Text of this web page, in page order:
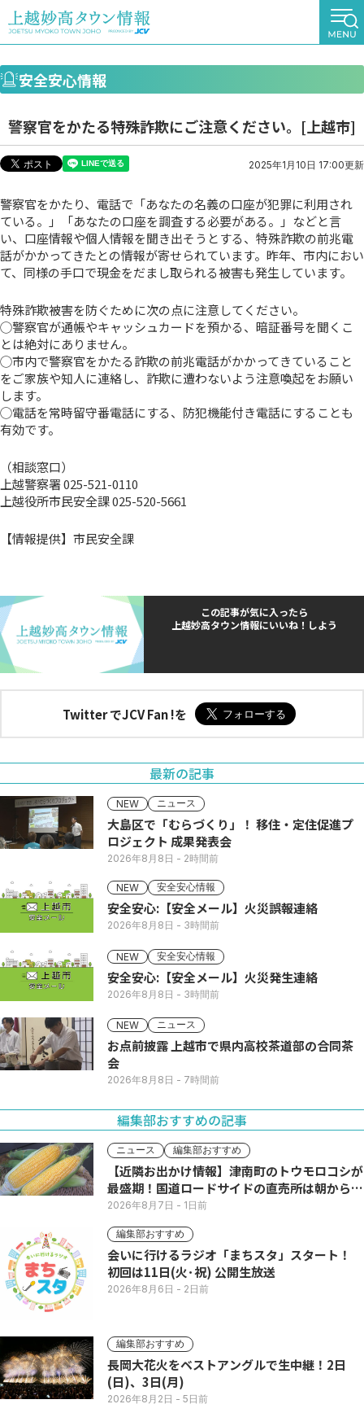
安全安心情報
警察官をかたる特殊詐欺にご注意ください。[上越市]
2025年1月10日 17:00更新
警察官をかたり、電話で「あなたの名義の口座が犯罪に利用され
ている。」「あなたの口座を調査する必要がある。」などと言
い、口座情報や個人情報を聞き出そうとする、特殊詐欺の前兆電
話がかかってきたとの情報が寄せられています。昨年、市内におい
て、同様の手口で現金をだまし取られる被害も発生しています。
特殊詐欺被害を防ぐために次の点に注意してください。
◯警察官が通帳やキャッシュカードを預かる、暗証番号を聞くこ
とは絶対にありません。
◯市内で警察官をかたる詐欺の前兆電話がかかってきていること
をご家族や知人に連絡し、詐欺に遭わないよう注意喚起をお願い
します。
◯電話を常時留守番電話にする、防犯機能付き電話にすることも
有効です。
（相談窓口）
上越警察署 025-521-0110
上越役所市民安全課 025-520-5661
【情報提供】市民安全課
この記事が気に入ったら
上越妙高タウン情報にいいね！しよう
Twitter でJCV Fan !を
最新の記事
NEW ニュース
大島区で「むらづくり」！ 移住・定住促進プ
ロジェクト 成果発表会
2026年8月8日 - 2時間前
NEW 安全安心情報
安全安心:【安全メール】火災誤報連絡
2026年8月8日 - 3時間前
NEW 安全安心情報
安全安心:【安全メール】火災発生連絡
2026年8月8日 - 3時間前
NEW ニュース
お点前披露 上越市で県内高校茶道部の合同茶
会
2026年8月8日 - 7時間前
編集部おすすめの記事
ニュース 編集部おすすめ
【近隣お出かけ情報】津南町のトウモロコシが
最盛期！国道ロードサイドの直売所は朝から長
い列
2026年8月7日 - 1日前
編集部おすすめ
会いに行けるラジオ「まちスタ」スタート！
初回は11日(火･祝) 公開生放送
2026年8月6日 - 2日前
編集部おすすめ
長岡大花火をベストアングルで生中継！2日
(日)、3日(月)
2026年8月2日 - 5日前